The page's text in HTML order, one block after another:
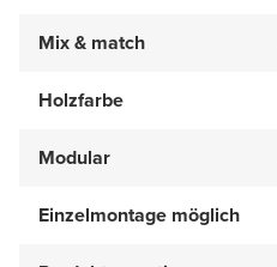
Mix & match
Holzfarbe
Modular
Einzelmontage möglich